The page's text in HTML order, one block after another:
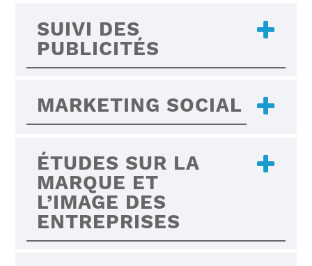
SUIVI DES
PUBLICITÉS
MARKETING SOCIAL
ÉTUDES SUR LA
MARQUE ET
L’IMAGE DES
ENTREPRISES